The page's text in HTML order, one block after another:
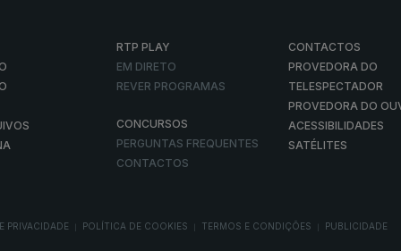
RTP PLAY
EM DIRETO
REVER PROGRAMAS
CONCURSOS
PERGUNTAS FREQUENTES
CONTACTOS
CONTACTOS
PROVEDORA DO
TELESPECTADOR
PROVEDORA DO
ACESSIBILIDADES
SATÉLITES
PRIVACIDADE POLÍTICA DE COOKIES TERMOS E CONDIÇÕES PUBLICIDADE